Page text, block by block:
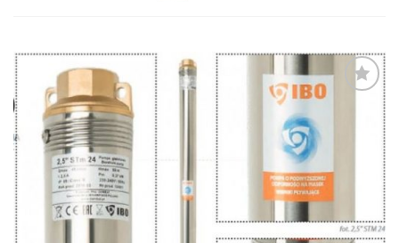
Wunschliste
hinzufügen